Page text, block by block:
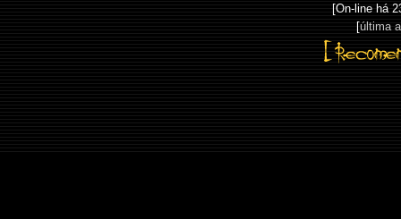
[On-line há
[última